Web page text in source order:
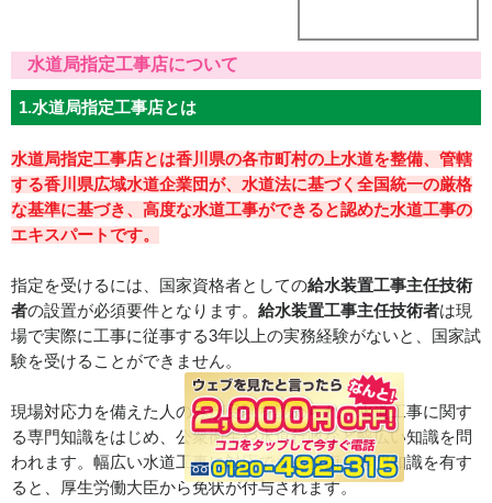
水道局指定工事店について
1.水道局指定工事店とは
水道局指定工事店とは香川県の各市町村の上水道を整備、管轄
する香川県広域水道企業団が、水道法に基づく全国統一の厳格
な基準に基づき、高度な水道工事ができると認めた水道工事の
エキスパートです。
指定を受けるには、国家資格者としての給水装置工事主任技術
者の設置が必須要件となります。 給水装置工事主任技術者は現
場で実際に工事に従事する3年以上の実務経験がないと、国家試
験を受けることができません。
現場対応力を備えた人のみが受験を認められ、水道工事に関す
る専門知識をはじめ、公衆衛生や水道行政など幅広い知識を問
われます。幅広い水道工事に対応できる技術と専門知識を有す
ると、厚生労働大臣から免状が付与されます。